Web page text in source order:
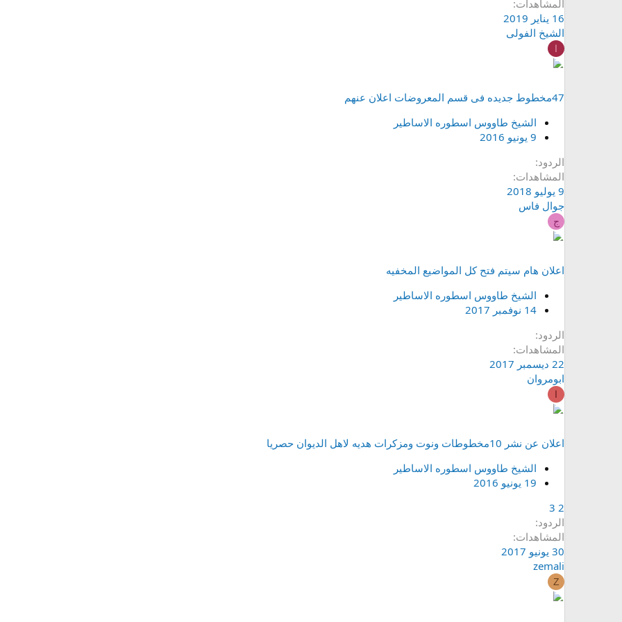
المشاهدات
16 يناير 2019
الشيخ الفولى
ا
47مخطوط جديده فى قسم المعروضات اعلان عنهم
الشيخ طاووس اسطوره الاساطير
9 يونيو 2016
الردود
المشاهدات
9 يوليو 2018
جوال فاس
ج
اعلان هام سيتم فتح كل المواضيع المخفيه
الشيخ طاووس اسطوره الاساطير
14 نوفمبر 2017
الردود
المشاهدات
22 ديسمبر 2017
ابومروان
ا
اعلان عن نشر 10مخطوطات ونوت ومزكرات هديه لاهل الديوان حصريا
الشيخ طاووس اسطوره الاساطير
19 يونيو 2016
2
3
الردود
المشاهدات
30 يونيو 2017
zemali
Z